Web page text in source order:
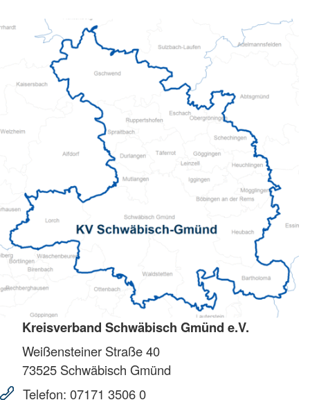
Kreisverband Schwäbisch Gmünd e.V.
Weißensteiner Straße 40
73525 Schwäbisch Gmünd
Telefon: 07171 3506 0